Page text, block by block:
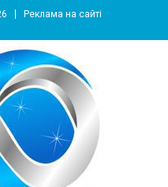
Реклама на сайті
портал города Южный